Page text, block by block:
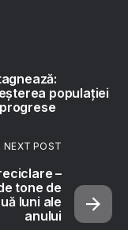
populației
NEXT POST
–
tone de
luni ale
anului